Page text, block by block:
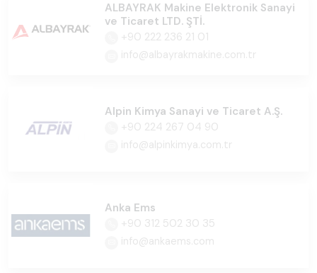
ALBAYRAK Makine Elektronik Sanayi
ve Ticaret LTD. ŞTİ.
+90 222 236 21 01
info@albayrakmakine.com.tr
Alpin Kimya Sanayi ve Ticaret A.Ş.
+90 224 267 04 90
info@alpinkimya.com.tr
Anka Ems
+90 312 502 30 35
info@ankaems.com